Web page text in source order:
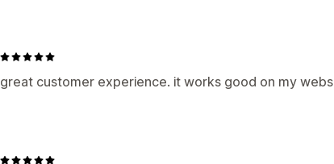
great customer experience. it works good on my